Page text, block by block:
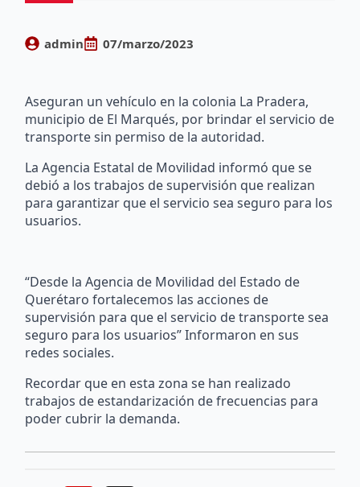
admin 07/marzo/2023
Aseguran un vehículo en la colonia La Pradera,
municipio de El Marqués, por brindar el servicio de
transporte sin permiso de la autoridad.
La Agencia Estatal de Movilidad informó que se
debió a los trabajos de supervisión que realizan
para garantizar que el servicio sea seguro para los
usuarios.
“Desde la Agencia de Movilidad del Estado de
Querétaro fortalecemos las acciones de
supervisión para que el servicio de transporte sea
seguro para los usuarios” Informaron en sus
redes sociales.
Recordar que en esta zona se han realizado
trabajos de estandarización de frecuencias para
poder cubrir la demanda.